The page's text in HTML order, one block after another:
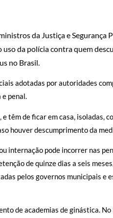
da Justiça e Segurança
da polícia contra quem
no Brasil.
adotadas por autoridades
penal.
têm de ficar em casa, isoladas,
houver descumprimento da
internação pode incorrer nas
de quinze dias a seis
pelos governos municipais e
de academias de ginástica. No